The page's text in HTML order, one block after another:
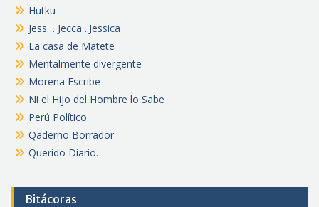
Hutku
Jess… Jecca ..Jessica
La casa de Matete
Mentalmente divergente
Morena Escribe
Ni el Hijo del Hombre lo Sabe
Perú Político
Qaderno Borrador
Querido Diario…
Bitácoras